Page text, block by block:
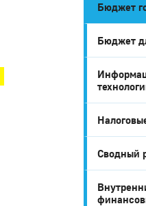
Бюджет
Бюджет
Сводный